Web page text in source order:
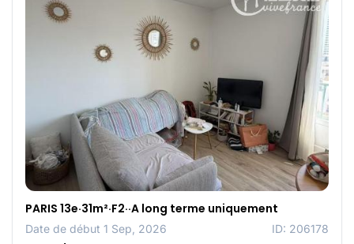
PARIS 13e·31m²·F2··A long terme uniquement
Date de début 1 Sep, 2026 ID: 206178